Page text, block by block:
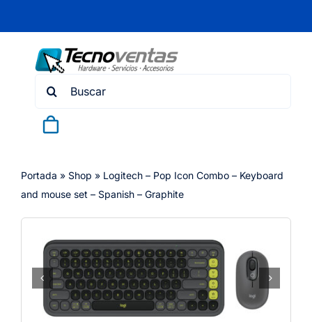
content
Search
Portada » Shop » Logitech – Pop Icon Combo – Keyboard
and mouse set – Spanish – Graphite